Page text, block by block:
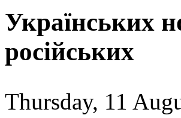
Українських
російських
Thursday, 11